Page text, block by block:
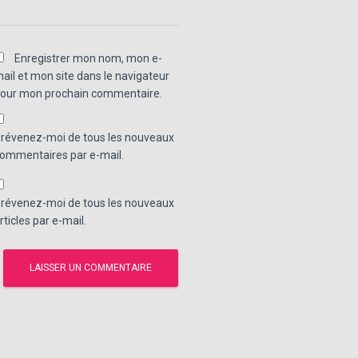
Enregistrer mon nom, mon e-
et mon site dans le navigateur
mon prochain commentaire.
moi de tous les nouveaux
par e-mail.
moi de tous les nouveaux
par e-mail.